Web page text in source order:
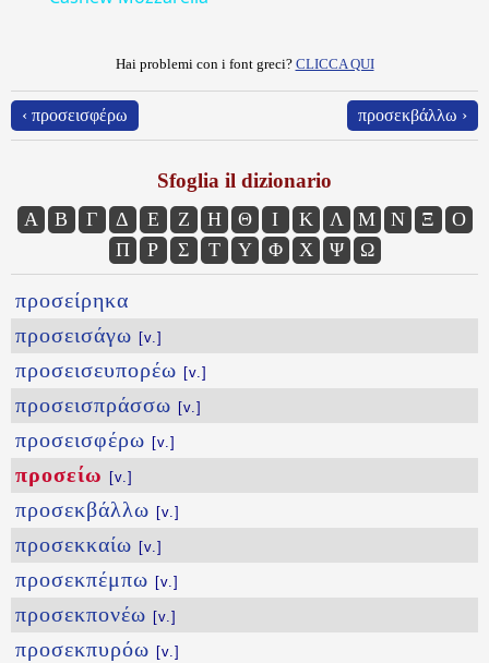
Hai problemi con i font greci? CLICCA QUI
‹ προσεισφέρω προσεκβάλλω ›
Sfoglia il dizionario
Α Β Γ Δ Ε Ζ Η Θ Ι Κ Λ Μ Ν Ξ
Ο
Π
Ρ Σ Τ Υ Φ Χ Ψ Ω
προσείρηκα
προσεισάγω [v.]
προσεισευπορέω [v.]
προσεισπράσσω [v.]
προσεισφέρω [v.]
προσείω [v.]
προσεκβάλλω [v.]
προσεκκαίω [v.]
προσεκπέμπω [v.]
προσεκπονέω [v.]
προσεκπυρόω [v.]